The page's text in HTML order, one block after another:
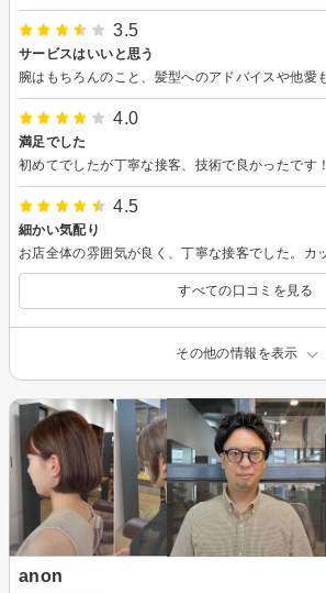
3.5
サービスはいいと思う
4.0
満足でした
初めてでしたが丁寧な接客、技術で良かったです！
4.5
細かい気配り
すべての口コミを見る
その他の情報を表示
anon